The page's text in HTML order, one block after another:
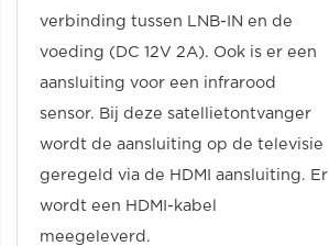
verbinding tussen LNB-IN en de
voeding (DC 12V 2A). Ook is er een
aansluiting voor een infrarood
sensor. Bij deze satellietontvanger
wordt de aansluiting op de televisie
geregeld via de HDMI aansluiting. Er
wordt een HDMI-kabel
meegeleverd.